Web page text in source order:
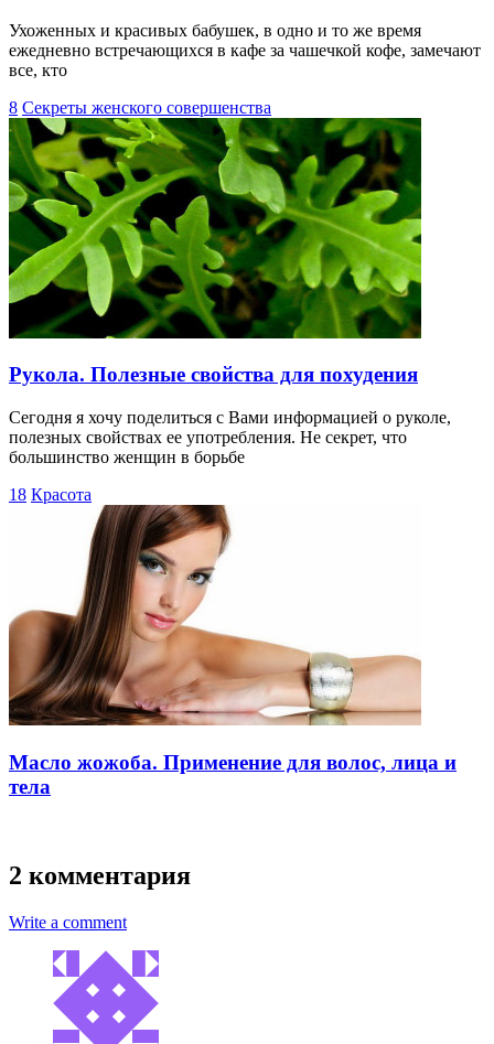
Ухоженных и красивых бабушек, в одно и то же время
ежедневно встречающихся в кафе за чашечкой кофе, замечают
все, кто
8 Секреты женского совершенства
Рукола. Полезные свойства для похудения
Сегодня я хочу поделиться с Вами информацией о руколе,
полезных свойствах ее употребления. Не секрет, что
большинство женщин в борьбе
18 Красота
Масло жожоба. Применение для волос, лица и
тела
2 комментария
Write a comment